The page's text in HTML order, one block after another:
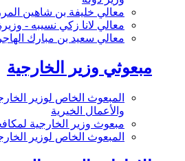
معالي خليفة بن شاهين
معالي لانا زكي نسيبه -
معالي سعيد بن مبارك
مبعوثي وزير الخارجية
المبعوث الخاص لوزير
والأعمال الخيرية
مبعوث وزير الخارجية
المبعوث الخاص لوزير